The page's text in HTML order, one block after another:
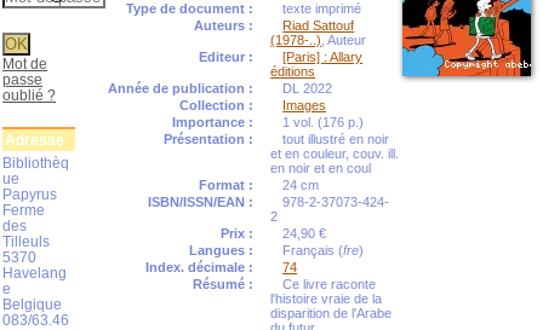
Type de document :
texte imprimé
Auteurs :
Riad Sattouf
(1978-..) , Auteur
Editeur :
[Paris] : Allary
éditions
Année de publication :
DL 2022
Collection :
Images
Importance :
1 vol. (176 p.)
Présentation :
tout illustré en noir
et en couleur, couv. ill.
en noir et en coul
Format :
24 cm
ISBN/ISSN/EAN :
978-2-37073-424-
2
Prix :
24,90 €
Langues :
Français (fre)
Index. décimale :
74
Résumé :
Ce livre raconte
l'histoire vraie de la
disparition de l'Arabe
Mot de
passe
oublié ?
Adresse
Bibliothèq
ue
Papyrus
Ferme
des
Tilleuls
5370
Havelang
e
Belgique
083/63.46